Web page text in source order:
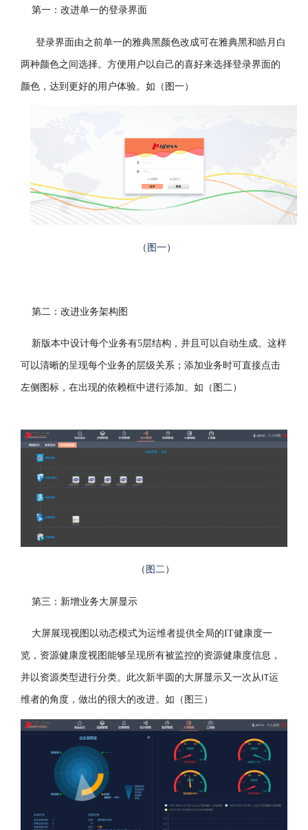
第一： 改进单一的登录界面
登录界面由之前单一的雅典黑颜色改成可在雅典黑和皓月白
两种颜色之间选择。方便用户以自己的喜好来选择登录界面的
颜色，达到更好的用户体验。如（图一）
（ 图一）
第二：改进业务架构图
新版本中设计每个业务有5层结构，并且可以自动生成。这样
可以清晰的呈现每个业务的层级关系； 添加业务时可直接点击
左侧图标，在出现的依赖框中进行添加。如（图二）
（ 图二）
第三： 新增业务大屏显示
大屏展现视图以动态模式为运维者提供全局的IT健康度一
览，资源健康度视图能够呈现所有被监控的资源健康度信息，
并以资源类型进行分类。此次新半圆的大屏显示又一次从IT运
维者的角度，做出的很大的改进。如（图三）